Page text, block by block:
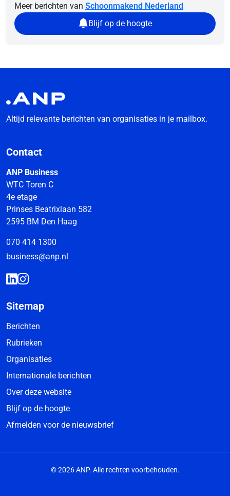
Meer berichten van Schoonmakend Nederland
Blijf op de hoogte
Altijd relevante berichten van organisaties in je mailbox.
Contact
ANP Business
WTC Toren C
4e etage
Prinses Beatrixlaan 582
2595 BM Den Haag
070 414 1300
business@anp.nl
Sitemap
Berichten
Rubrieken
Organisaties
Internationale berichten
Over deze website
Blijf op de hoogte
Afmelden voor de nieuwsbrief
© 2026 ANP. Alle rechten voorbehouden.